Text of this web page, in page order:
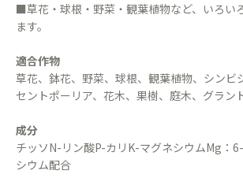
■草花・球根・野菜・観葉植物など、いろい
ます。
適合作物
草花、鉢花、野菜、球根、観葉植物、シンビ
セントポーリア、花木、果樹、庭木、グラン
成分
チッソN-リン酸P-カリK-マグネシウムMg
シウム配合